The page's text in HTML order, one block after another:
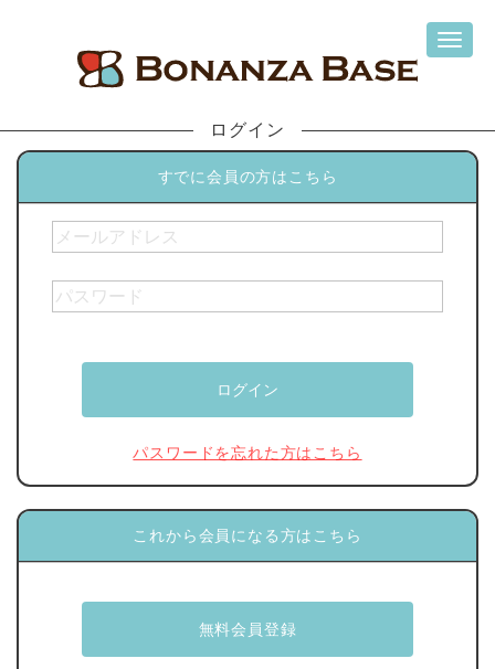
ログイン
すでに会員の方はこちら
パスワードを忘れた方はこちら
これから会員になる方はこちら